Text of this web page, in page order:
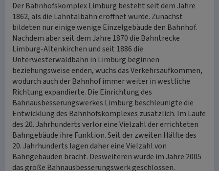
Der Bahnhofskomplex Limburg besteht seit dem Jahre
1862, als die Lahntalbahn eröffnet wurde. Zunächst
bildeten nur einige wenige Einzelgebäude den Bahnhof.
Nachdem aber seit dem Jahre 1870 die Bahntrecke
Limburg-Altenkirchen und seit 1886 die
Unterwesterwaldbahn in Limburg beginnen
beziehungsweise enden, wuchs das Verkehrsaufkommen,
wodurch auch der Bahnhof immer weiter in westliche
Richtung expandierte. Die Einrichtung des
Bahnausbesserungswerkes Limburg beschleunigte die
Entwicklung des Bahnhofskomplexes zusätzlich. Im Laufe
des 20. Jahrhunderts verlor eine Vielzahl der errichteten
Bahngebäude ihre Funktion. Seit der zweiten Hälfte des
20. Jahrhunderts lagen daher eine Vielzahl von
Bahngebäuden bracht. Desweiteren wurde im Jahre 2005
das große Bahnausbesserungswerk geschlossen.